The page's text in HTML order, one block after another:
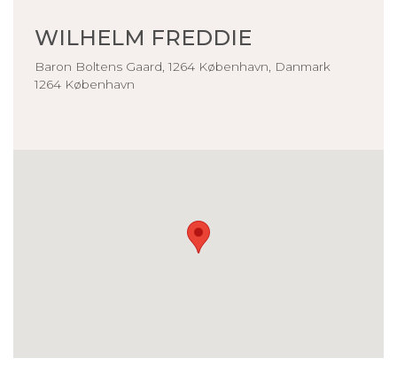
WILHELM FREDDIE
Baron Boltens Gaard, 1264 København, Danmark
1264 København